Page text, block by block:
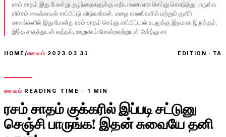
ரசம் சாதம் இது போன்று குழந்தைகளுக்கு மதிய உணவாக செய்து கொடுத்து பாருங்க
மிச்சம் வைக்காமல் சாப்பிட்டு விடுவார்கள். மழை காலங்களில் மற்றும் குளிர்
காலங்களில் இது போன்று ரசம் சாதம் செய்து சாப்பிட்டால் உடலுக்கு இதமாக இருக்கும்.
இந்த சாதத்துடன் வத்தல், ஊறுகாய் போன்றவற்றுடன் சேர்த்து சா
HOME/சைவம் 2023.03.31 EDITION · TA
சைவம் READING TIME · 1 MIN
ரசம் சாதம் குக்கரில் இப்படி சட்டுனு
செஞ்சி பாருங்க! இதன் சுவையே தனி